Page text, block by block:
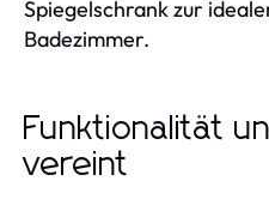
Spiegelschrank zur
Badezimmer.
Funktionalität
vereint